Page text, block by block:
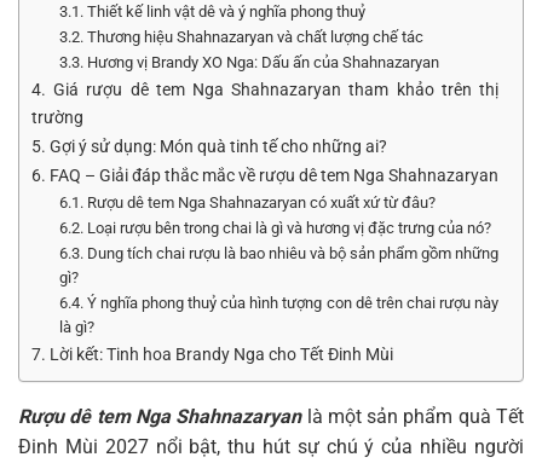
3.1. Thiết kế linh vật dê và ý nghĩa phong thuỷ
3.2. Thương hiệu Shahnazaryan và chất lượng chế tác
3.3. Hương vị Brandy XO Nga: Dấu ấn của Shahnazaryan
4. Giá rượu dê tem Nga Shahnazaryan tham khảo trên thị
trường
5. Gợi ý sử dụng: Món quà tinh tế cho những ai?
6. FAQ – Giải đáp thắc mắc về rượu dê tem Nga Shahnazaryan
6.1. Rượu dê tem Nga Shahnazaryan có xuất xứ từ đâu?
6.2. Loại rượu bên trong chai là gì và hương vị đặc trưng của nó?
6.3. Dung tích chai rượu là bao nhiêu và bộ sản phẩm gồm những
gì?
6.4. Ý nghĩa phong thuỷ của hình tượng con dê trên chai rượu này
là gì?
7. Lời kết: Tinh hoa Brandy Nga cho Tết Đinh Mùi
Rượu dê tem Nga Shahnazaryanlà một sản phẩm quà Tết
Đinh Mùi 2027 nổi bật, thu hút sự chú ý của nhiều người